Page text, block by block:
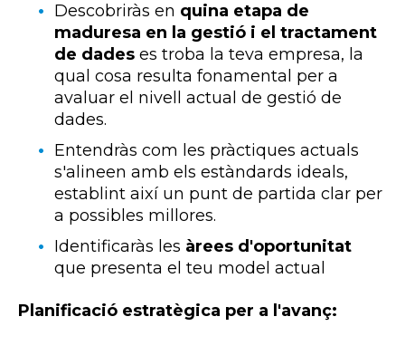
Descobriràs en quina etapa de
maduresa en la gestió i el tractament
de dades es troba la teva empresa, la
qual cosa resulta fonamental per a
avaluar el nivell actual de gestió de
dades.
Entendràs com les pràctiques actuals
s'alineen amb els estàndards ideals,
establint així un punt de partida clar per
a possibles millores.
Identificaràs les àrees d'oportunitat
que presenta el teu model actual
Planificació estratègica per a l'avanç: